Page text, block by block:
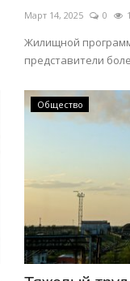
Март 14, 2025 0
Жилищной
представители
Общество